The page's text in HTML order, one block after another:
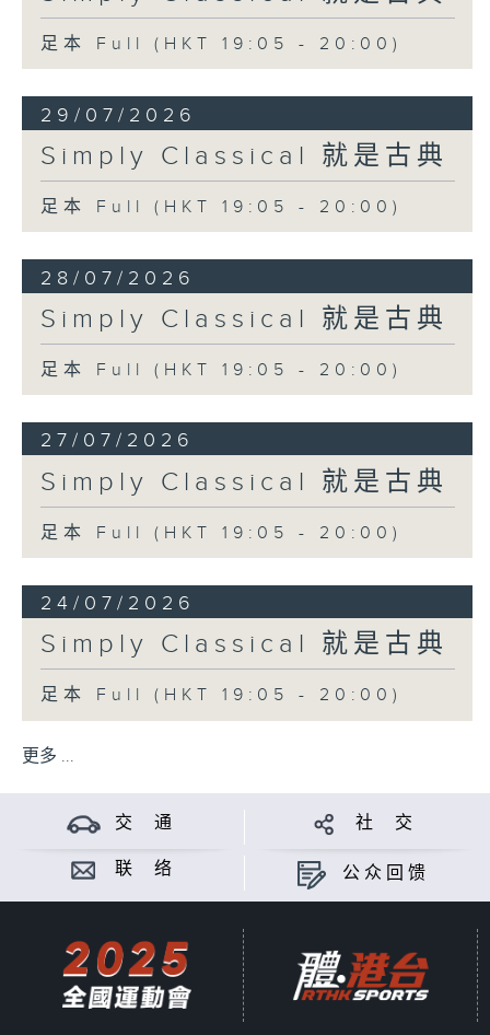
足本 Full (HKT 19:05 - 20:00)
29/07/2026
Simply Classical 就是古典
足本 Full (HKT 19:05 - 20:00)
28/07/2026
Simply Classical 就是古典
足本 Full (HKT 19:05 - 20:00)
27/07/2026
Simply Classical 就是古典
足本 Full (HKT 19:05 - 20:00)
24/07/2026
Simply Classical 就是古典
足本 Full (HKT 19:05 - 20:00)
更多 ...
交 通 社 交
联 络 公众回馈